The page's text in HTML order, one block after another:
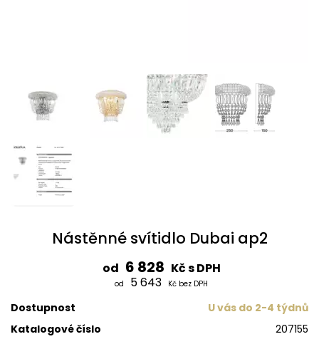
Nástěnné svítidlo Dubai ap2
od 6 828 Kč s DPH
od 5 643 Kč bez DPH
Dostupnost
U vás do 2-4 týdnů
Katalogové číslo
207155